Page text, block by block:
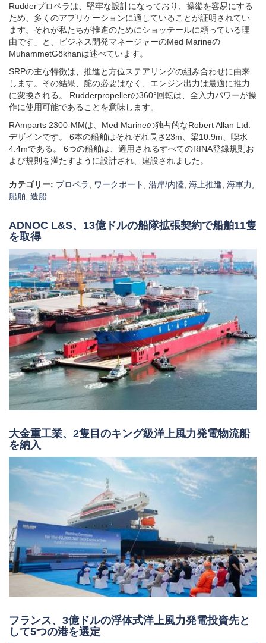
Rudderプロペラは、堅牢な設計になっており、操縦を容易にする
ため、多くのアプリケーションに適していることが証明されてい
ます。それが私たちが推進のためにショッテールに頼っている理
由です」と、ビジネス開発マネージャーのMed Marineの
MuhammetGökhanは述べています。
SRPの主な特徴は、推進と方位ステアリングの組み合わせに由来
します。その結果、舵の必要はなく、エンジン出力は最適に推力
に変換される。 Rudderpropellerの360°回転は、全入力パワーが操
作に使用可能であることを意味します。
RAmparts 2300-MMは、Med Marineの独占的なRobert Allan Ltd.
デザインです。 6本の船舶はそれぞれ長さ23m、梁10.9m、喫水
4.4mである。 6つの船舶は、適用されるすべてのRINA登録規則お
よび規則を満たすように設計され、建設されました。
カテゴリー: プロペラ, ワークボート , 沿岸/内陸, 海上推進, 海軍力,
船舶, 造船
ADNOC L&S、13億ドルの船隊拡張契約で船舶11隻
を取得
大金重工業、2隻目のキング級洋上風力発電物流船
を納入
フランス、3億ドルの浮体式洋上風力発電投資先と
して5つの港を選定